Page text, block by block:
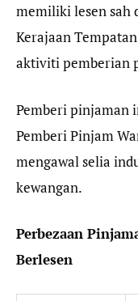
memiliki lesen sah
Kerajaan
aktiviti pemberian
Pemberi pinjaman
Pemberi Pinjam
mengawal selia
kewangan.
Perbezaan
Berlesen